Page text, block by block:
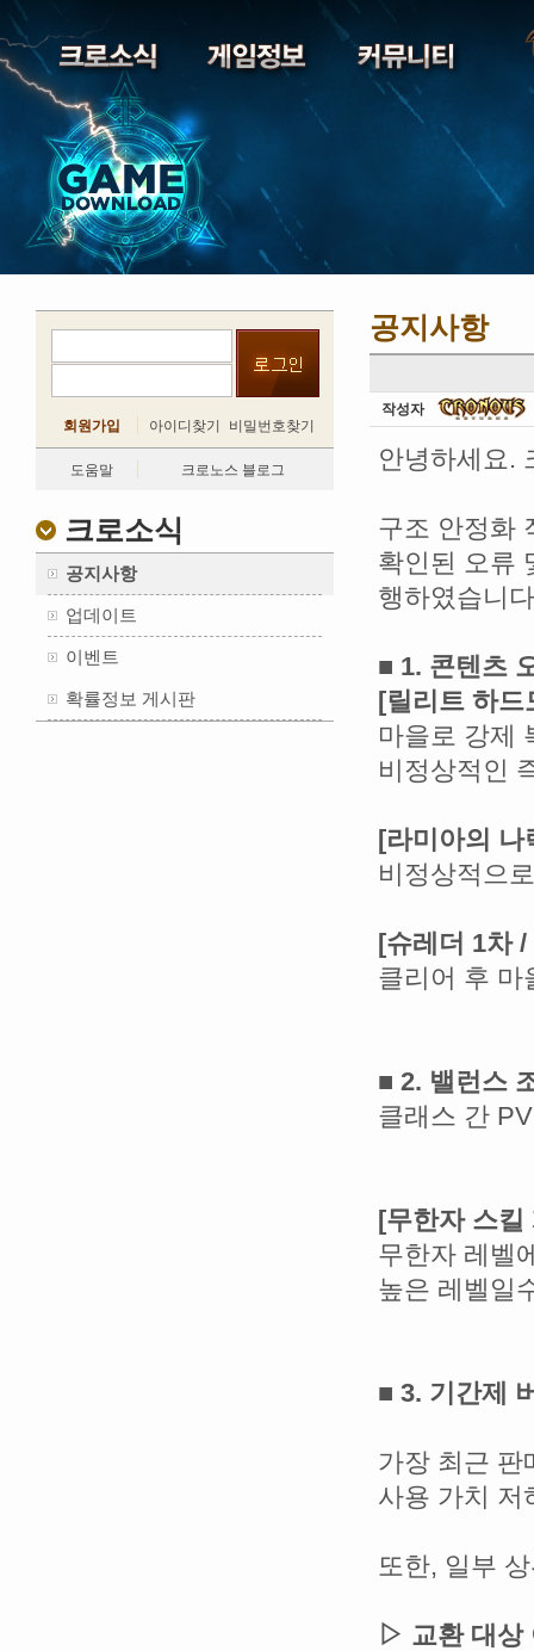
회원가입 아이디찾기 비밀번호찾기
도움말 크로노스 블로그
크로소식
공지사항
업데이트
이벤트
확률정보 게시판
공지사항
작성자
안녕하세요.
구조 안정화
확인된 오류
행하였습니
■ 1. 콘텐츠
[릴리트 하드
마을로 강제
비정상적인
[라미아의 나
비정상적으
[슈레더 1차
클리어 후 마
■ 2. 밸런스
클래스 간
[무한자 스킬
무한자 레벨
높은 레벨일
■ 3. 기간제
가장 최근
사용 가치 저
또한, 일부
▷ 교환 대상